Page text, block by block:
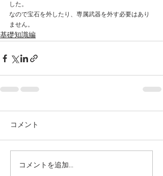
した。
なので宝石を外したり、専属武器を外す必要はあり
ません。
基礎知識編
コメント
コメントを追加…